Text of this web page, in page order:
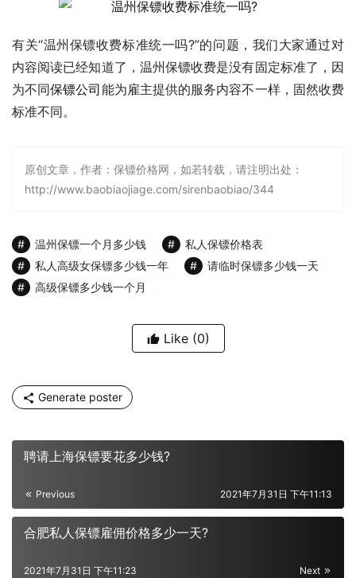
有关“温州保镖收费标准统一吗?”的问题，我们大家通过对
内容阅读已经知道了，温州保镖收费是没有固定标准了，因
为不同保镖公司能为雇主提供的服务内容不一样，固然收费
标准不同。
原创文章，作者：保镖价格网，如若转载，请注明出处：
http://www.baobiaojiage.com/sirenbaobiao/344
温州保镖一个月多少钱
私人保镖价格表
私人高级女保镖多少钱一年
请临时保镖多少钱一天
高级保镖多少钱一个月
Like (0)
Generate poster
聘请上海保镖要花多少钱?
Previous 2021年7月31日 下午11:13
合肥私人保镖雇佣价格多少一天?
Next
2021年7月31日 下午11:23